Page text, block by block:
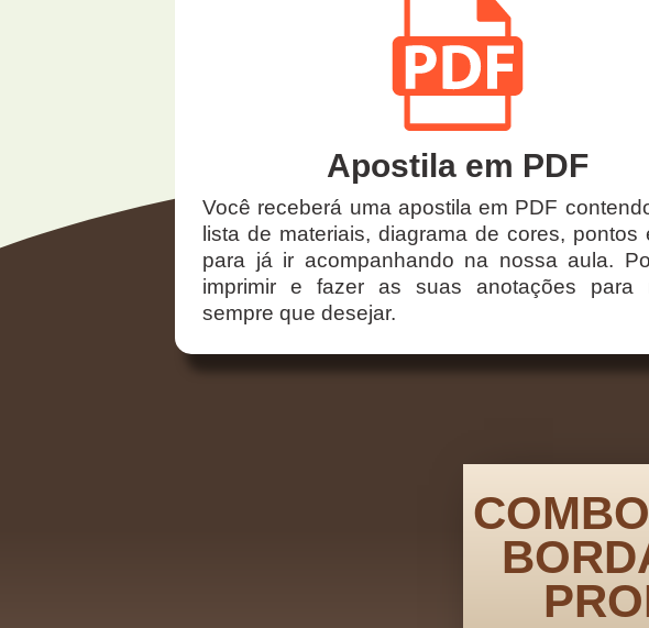
Apostila em PDF
Você receberá uma apostila em PDF
lista de materiais, diagrama de cores, pontos
para já ir acompanhando na nossa aula.
imprimir e fazer as suas anotações para
sempre que desejar.